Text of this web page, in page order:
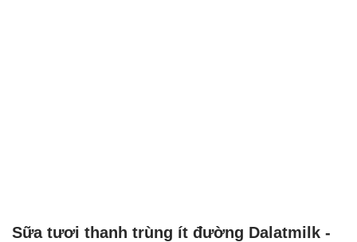
Sữa tươi thanh trùng ít đường Dalatmilk -